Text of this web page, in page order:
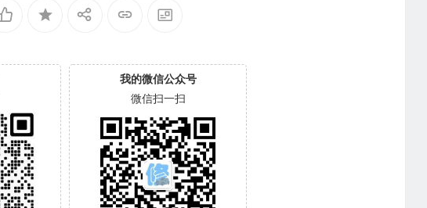
我的微信公众号
微信扫一扫